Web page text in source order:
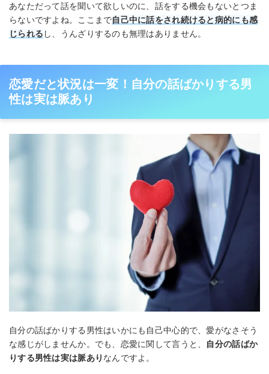
あなただって話を聞いて欲しいのに、話をする機会もないとつま
らないですよね。ここまで自己中に話をされ続けると病的にも感
じられる し、うんざりするのも無理はありません。
恋愛だと状況は一変！自分の話ばかりする男
性は実は脈あり
自分の話ばかりする男性はいかにも自己中心的で、愛がなさそう
な感じがしませんか。でも、恋愛に関して言うと、 自分の話ばか
りする男性は実は脈あり なんですよ。